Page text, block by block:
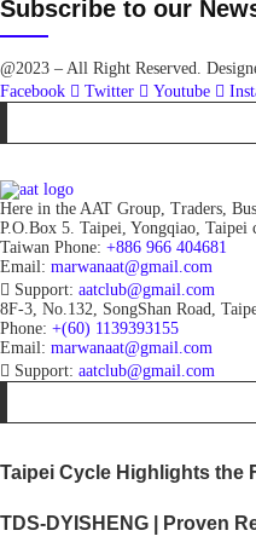
Subscribe to our
@2023 – All Right Reserved.
Facebook
Twitter Youtube
Here in the AAT Group, Traders,
P.O.Box 5. Taipei, Yongqiao, Taipei
Taiwan Phone: +886 966 404681
Email: marwanaat@gmail.com
Support: aatclub@gmail.com
8F-3, No.132, SongShan Road,
Phone: +(60) 1139393155
Email: marwanaat@gmail.com
Support: aatclub@gmail.com
Taipei Cycle Highlights the
TDS-DYISHENG | Proven